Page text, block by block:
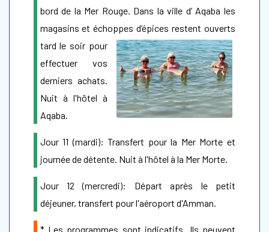
bord de la Mer Rouge. Dans la ville d’ Aqaba les
magasins et échoppes d’épices restent ouverts
tard le soir pour
effectuer vos
derniers achats.
Nuit à l'hôtel à
Aqaba.
Jour 11 (mardi): Transfert pour la Mer Morte et
journée de détente. Nuit à l'hôtel à la Mer Morte.
Jour 12 (mercredi): Départ après le petit
déjeuner, transfert pour l'aéroport d'Amman.
* Les programmes sont indicatifs. Ils peuvent